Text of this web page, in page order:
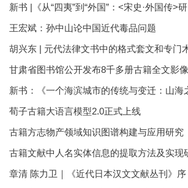
新书 |《从“四夷”到“外国”：<宋史·外国传>研
王宏斌：孙中山论中国近代毒品问题
胡兴东 | 元代法律文书中的格式套文和专门
甘肃省图书馆公开发布8千多册古籍全文影
新书：《一个海滨城市的传统与变迁：山海
荀子古籍大语言模型2.0正式上线
古籍方志物产领域知识图谱构建与应用研究
古籍文献中人名实体信息的提取方法及实现
章清 陈力卫｜《近代日本汉文文献丛刊》序